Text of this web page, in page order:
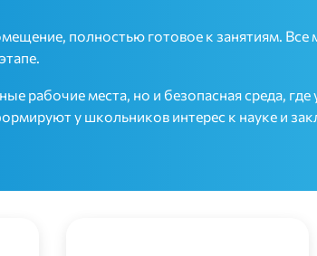
полностью готовое к занятиям.
рабочие места, но и безопасная среда, где
у школьников интерес к науке и